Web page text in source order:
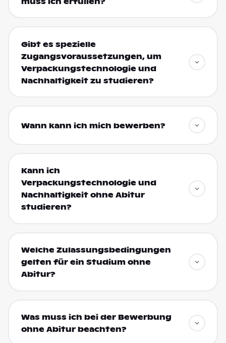
Gibt es spezielle
Zugangsvoraussetzungen, um
Verpackungstechnologie und
Nachhaltigkeit zu studieren?
Wann kann ich mich bewerben?
Kann ich
Verpackungstechnologie und
Nachhaltigkeit ohne Abitur
studieren?
Welche Zulassungsbedingungen
gelten für ein Studium ohne
Abitur?
Was muss ich bei der Bewerbung
ohne Abitur beachten?